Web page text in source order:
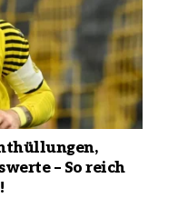
– So reich